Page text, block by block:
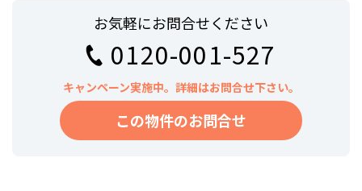
お気軽にお問合せください
0120-001-527
キャンペーン実施中。詳細はお問合せ下さい。
この物件のお問合せ